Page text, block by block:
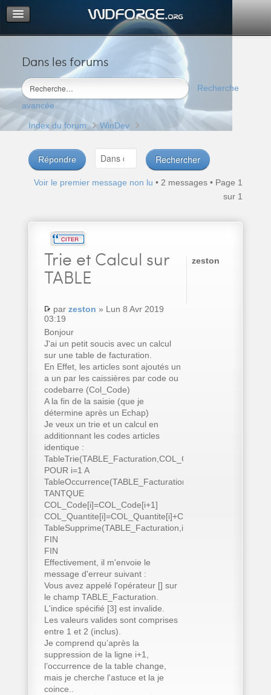
Dans les forums
Recherche
avancée
Portail
Index du forum
M’enregistrer
Connexion
Index du forum WinDev
Répondre
Voir le premier message non lu • 2 messages • Page 1
sur 1
Trie et Calcul sur
TABLE
par zeston » Lun 8 Avr 2019
03:19
Bonjour
J'ai un petit soucis avec un calcul
sur une table de facturation.
En Effet, les articles sont ajoutés un
a un par les caissières par code ou
codebarre (Col_Code)
A la fin de la saisie (que je
détermine après un Echap)
Je veux un trie et un calcul en
additionnant les codes articles
identique :
TableTrie(TABLE_Facturation,COL_Code..Nom)
POUR i=1 A
TableOccurrence(TABLE_Facturation)
TANTQUE
COL_Code[i]=COL_Code[i+1]
COL_Quantite[i]=COL_Quantite[i]+COL_Quantite[i+1]
TableSupprime(TABLE_Facturation,i+1)
FIN
FIN
Effectivement, il m'envoie le
message d'erreur suivant :
Vous avez appelé l'opérateur [] sur
le champ TABLE_Facturation.
L'indice spécifié [3] est invalide.
Les valeurs valides sont comprises
entre 1 et 2 (inclus).
Je comprend qu’après la
suppression de la ligne i+1,
l’occurrence de la table change,
mais je cherche l'astuce et la je
coince..
zeston